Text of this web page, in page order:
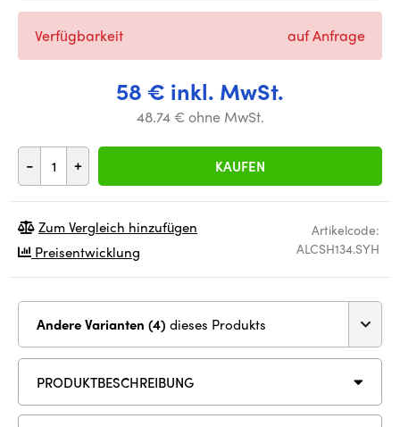
58 € inkl. MwSt.
48.74 € ohne MwSt.
- + KAUFEN
Verfügbarkeit auf Anfrage
Artikelcode:
ALCSH134.SYH
Zum Vergleich hinzufügen
Preisentwicklung
Andere Varianten (4) dieses Produkts
PRODUKTBESCHREIBUNG